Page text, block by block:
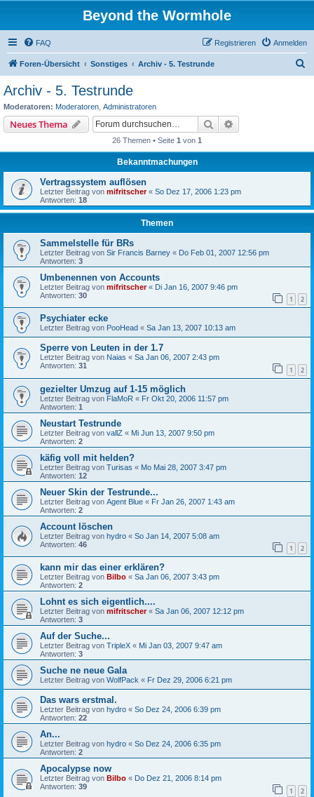
Beyond the Wormhole
FAQ Anmelden
Registrieren
Foren-Übersicht Sonstiges Archiv - 5. Testrunde
Archiv - 5. Testrunde
Moderatoren: Moderatoren Administratoren
Neues Thema Suche
26 Themen • Seite 1 von 1
Bekanntmachungen
Vertragssystem auflösen
Letzter Beitrag von mifritscher« So Dez 17, 2006 1:23 pm
Antworten: 18
Themen
Sammelstelle für BRs
Letzter Beitrag von Sir Francis Barney « Do Feb 01, 2007 12:56 pm
Antworten: 3
Umbenennen von Accounts
Letzter Beitrag von mifritscher« Di Jan 16, 2007 9:46 pm
Antworten: 30 1 2
Psychiater ecke
Letzter Beitrag von PooHead « Sa Jan 13, 2007 10:13 am
Sperre von Leuten in der 1.7
Letzter Beitrag von Naias « Sa Jan 06, 2007 2:43 pm
Antworten: 31 1 2
gezielter Umzug auf 1-15 möglich
Letzter Beitrag von FlaMoR « Fr Okt 20, 2006 11:57 pm
Antworten: 1
Neustart Testrunde
Letzter Beitrag von vallZ « Mi Jun 13, 2007 9:50 pm
Antworten: 2
käfig voll mit helden?
Letzter Beitrag von Turisas « Mo Mai 28, 2007 3:47 pm
Antworten: 12
Neuer Skin der Testrunde...
Letzter Beitrag von Agent Blue « Fr Jan 26, 2007 1:43 am
Antworten: 2
Account löschen
Letzter Beitrag von hydro « So Jan 14, 2007 5:08 am
Antworten: 46 1 2
kann mir das einer erklären?
Letzter Beitrag von Bilbo « Sa Jan 06, 2007 3:43 pm
Antworten: 2
Lohnt es sich eigentlich....
Letzter Beitrag von mifritscher« Sa Jan 06, 2007 12:12 pm
Antworten: 3
Auf der Suche...
Letzter Beitrag von TripleX « Mi Jan 03, 2007 9:47 am
Antworten: 3
Suche ne neue Gala
Letzter Beitrag von WolfPack « Fr Dez 29, 2006 6:21 pm
Das wars erstmal.
Letzter Beitrag von hydro « So Dez 24, 2006 6:39 pm
Antworten: 22
An...
Letzter Beitrag von hydro « So Dez 24, 2006 6:35 pm
Antworten: 2
Apocalypse now
Letzter Beitrag von Bilbo « Do Dez 21, 2006 8:14 pm
Antworten: 39 1 2